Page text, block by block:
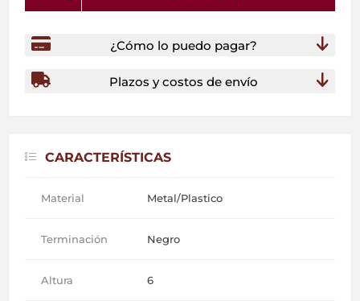
¿Cómo lo puedo pagar?
Plazos y costos de envío
CARACTERÍSTICAS
Material Metal/Plastico
Terminación Negro
Altura 6